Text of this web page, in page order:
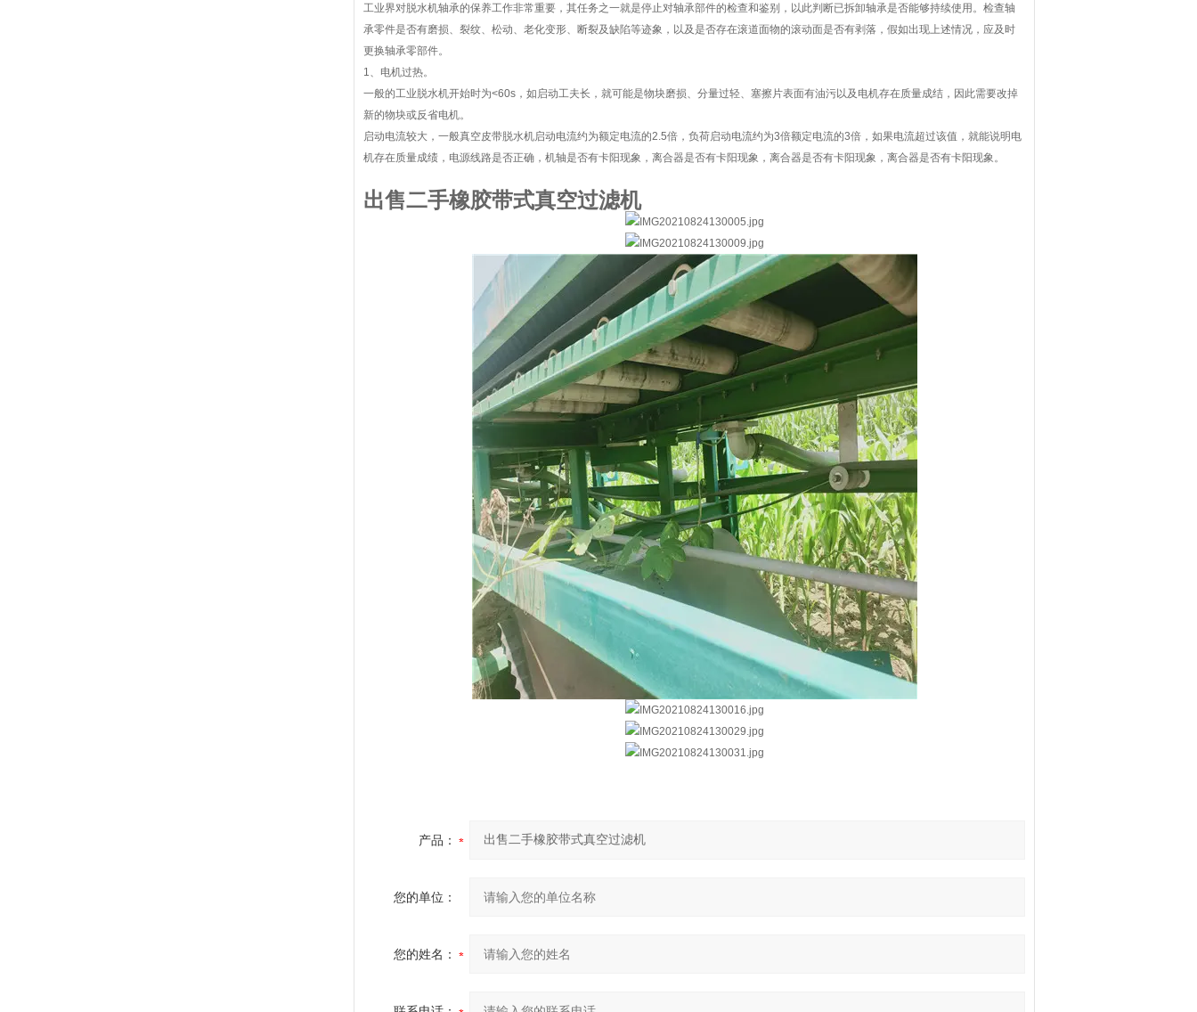
工业界对脱水机轴承的保养工作非常重要，其任务之一就是停止对轴承部件的检查和鉴别，以此判断已拆卸轴承是否能够持续使用。检查轴
承零件是否有磨损、裂纹、松动、老化变形、断裂及缺陷等迹象，以及是否存在滚道面物的滚动面是否有剥落，假如出现上述情况，应及时
更换轴承零部件。
1、电机过热。
一般的工业脱水机开始时为<60s，如启动工夫长，就可能是物块磨损、分量过轻、塞擦片表面有油污以及电机存在质量成结，因此需要改掉
新的物块或反省电机。
启动电流较大，一般真空皮带脱水机启动电流约为额定电流的2.5倍，负荷启动电流约为3倍额定电流的3倍，如果电流超过该值，就能说明电
机存在质量成绩，电源线路是否正确，机轴是否有卡阳现象，离合器是否有卡阳现象，离合器是否有卡阳现象，离合器是否有卡阳现象。
出售二手橡胶带式真空过滤机
产品：
您的单位：
您的姓名：